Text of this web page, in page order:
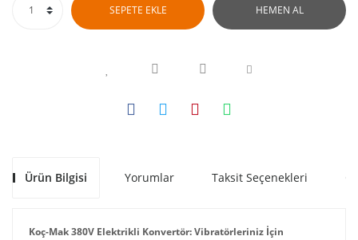
SEPETE EKLE HEMEN AL
Ürün Bilgisi Yorumlar Taksit Seçenekleri
Koç-Mak 380V Elektrikli Konvertör: Vibratörleriniz İçin